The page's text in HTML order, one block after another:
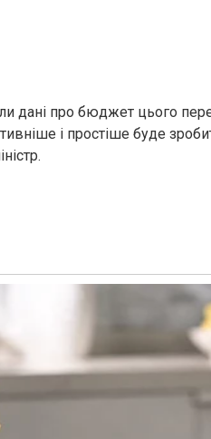
дані про бюджет цього
і простіше буде